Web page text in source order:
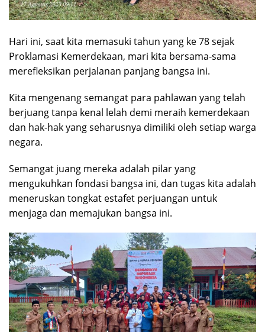
Hari ini, saat kita memasuki tahun yang ke 78 sejak
Proklamasi Kemerdekaan, mari kita bersama-sama
merefleksikan perjalanan panjang bangsa ini.
Kita mengenang semangat para pahlawan yang telah
berjuang tanpa kenal lelah demi meraih kemerdekaan
dan hak-hak yang seharusnya dimiliki oleh setiap warga
negara.
Semangat juang mereka adalah pilar yang
mengukuhkan fondasi bangsa ini, dan tugas kita adalah
meneruskan tongkat estafet perjuangan untuk
menjaga dan memajukan bangsa ini.